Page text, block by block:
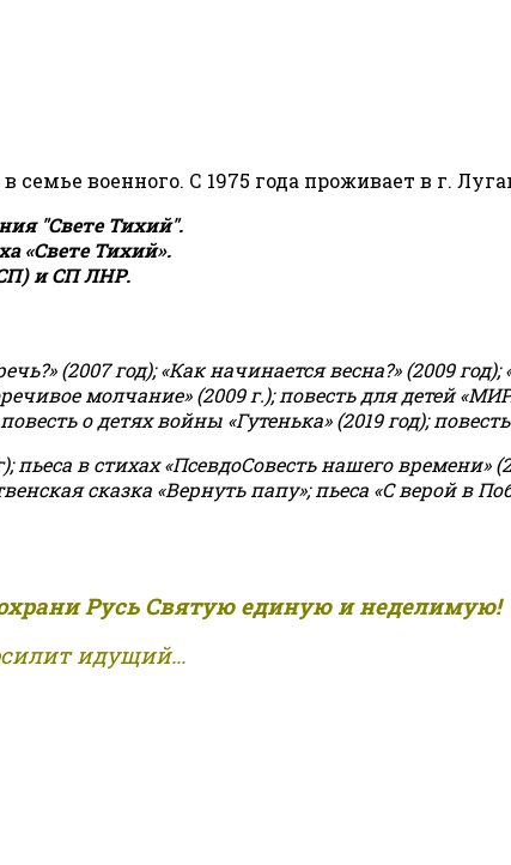
семье военного. С 1975 года проживает в г.
"Свете Тихий".
«Свете Тихий».
и СП ЛНР.
(2007 год); «Как начинается весна?» (2009 год);
молчание» (2009 г.); повесть для детей
о детях войны «Гутенька» (2019 год);
в стихах «ПсевдоСовесть нашего времени»
сказка «Вернуть папу»; пьеса «С верой в
Русь Святую единую и неделимую!
идущий...